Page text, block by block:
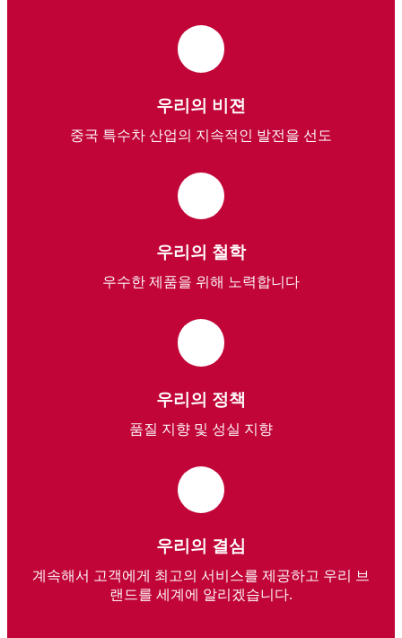
우리의 비젼
중국 특수차 산업의 지속적인 발전을 선도
우리의 철학
우수한 제품을 위해 노력합니다
우리의 정책
품질 지향 및 성실 지향
우리의 결심
계속해서 고객에게 최고의 서비스를 제공하고 우리 브
랜드를 세계에 알리겠습니다.